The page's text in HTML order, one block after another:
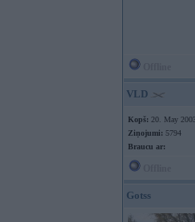
VLD
Kopš: 20. May
Ziņojumi: 5794
Braucu ar:
Gotss